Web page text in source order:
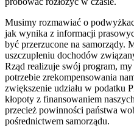
Musimy rozmawiać o
jak wynika z informacji
być przerzucone na samorządy.
uszczupleniu dochodów
Rząd realizuje swój program,
potrzebie zrekompensowania
zwiększenie udziału w podatku
kłopoty z finansowaniem
przecież powinności państwa
pośrednictwem samorządu.